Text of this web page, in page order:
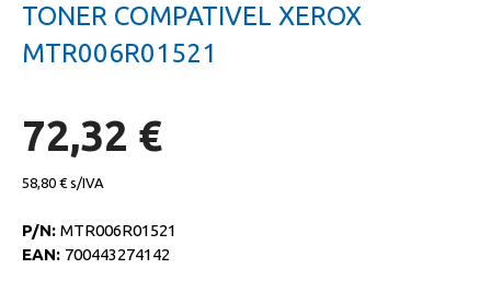
galeria
de
início
da
galeria
TONER COMPATIVEL XEROX
MTR006R01521
72,32 €
58,80 €
P/N: MTR006R01521
EAN: 700443274142